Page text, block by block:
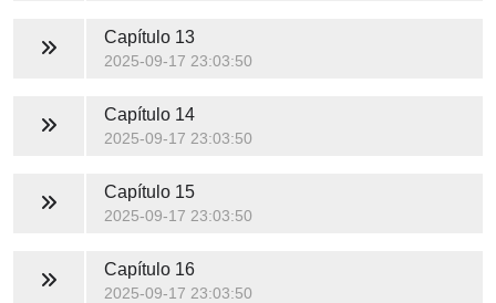
Capítulo 13
2025-09-17 23:03:50
Capítulo 14
2025-09-17 23:03:50
Capítulo 15
2025-09-17 23:03:50
Capítulo 16
2025-09-17 23:03:50